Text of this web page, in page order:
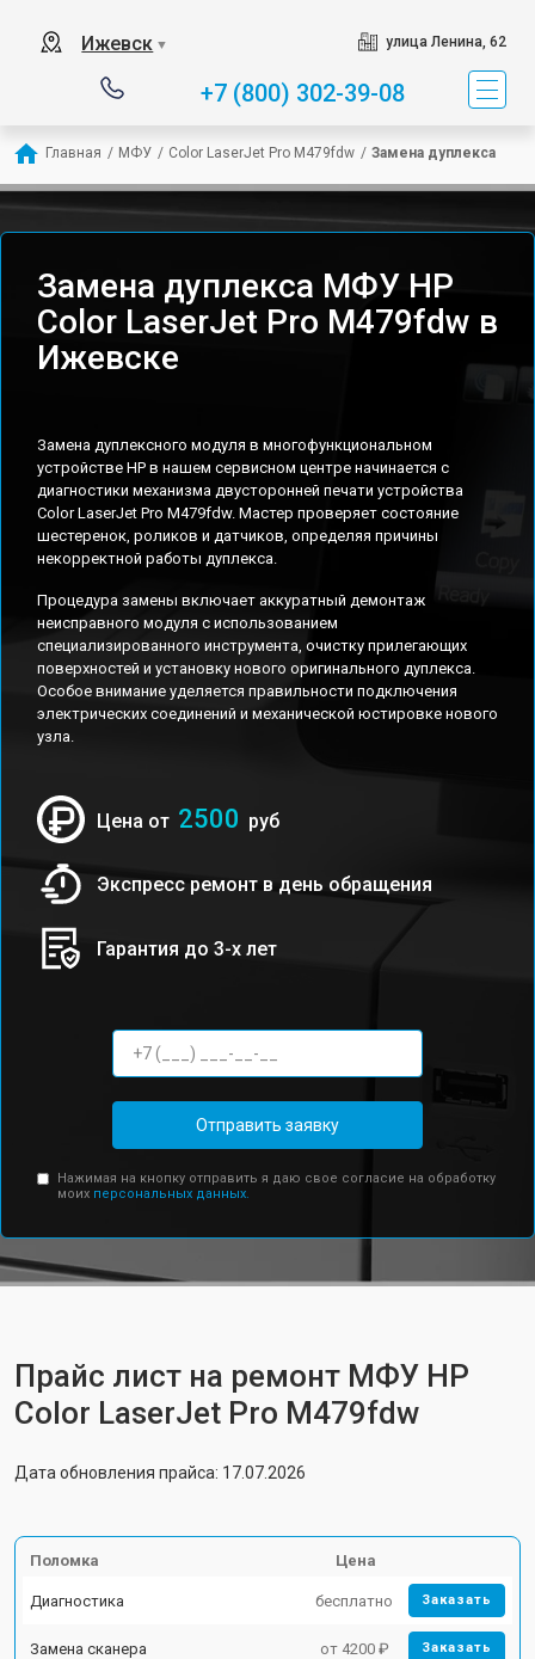
Ижевск ▼ улица Ленина, 62
+7 (800) 302-39-08
Главная / МФУ / Color LaserJet Pro M479fdw / Замена дуплекса
Замена дуплекса МФУ HP
Color LaserJet Pro M479fdw в
Ижевске
Замена дуплексного модуля в многофункциональном
устройстве HP в нашем сервисном центре начинается с
диагностики механизма двусторонней печати устройства
Color LaserJet Pro M479fdw. Мастер проверяет состояние
шестеренок, роликов и датчиков, определяя причины
некорректной работы дуплекса.
Процедура замены включает аккуратный демонтаж
неисправного модуля с использованием
специализированного инструмента, очистку прилегающих
поверхностей и установку нового оригинального дуплекса.
Особое внимание уделяется правильности подключения
электрических соединений и механической юстировке нового
узла.
Цена от 2500 руб
Экспресс ремонт в день обращения
Гарантия до 3-х лет
Отправить заявку
Нажимая на кнопку отправить я даю свое согласие на обработку
моих персональных данных.
Прайс лист на ремонт МФУ HP
Color LaserJet Pro M479fdw
Дата обновления прайса: 17.07.2026
Поломка Цена
Диагностика бесплатно Заказать
Замена сканера от 4200 ₽ Заказать